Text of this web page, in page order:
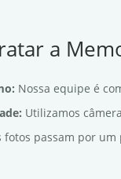
a
Nossa equipe é
Utilizamos
fotos passam por